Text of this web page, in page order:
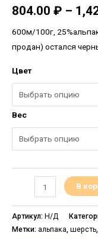
804.00 ₽ –
600м/100г,
продан) остался
Цвет
Вес
В
Артикул: Н/Д
Метки: альпака, шерсть,